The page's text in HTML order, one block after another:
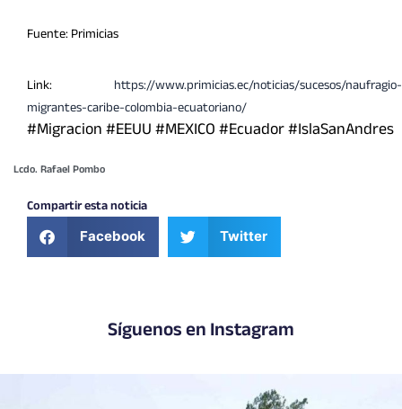
Fuente: Primicias
Link: https://www.primicias.ec/noticias/sucesos/naufragio-
migrantes-caribe-colombia-ecuatoriano/
#Migracion #EEUU #MEXICO #Ecuador #IslaSanAndres
Lcdo. Rafael Pombo
Compartir esta noticia
Facebook Twitter
Síguenos en Instagram